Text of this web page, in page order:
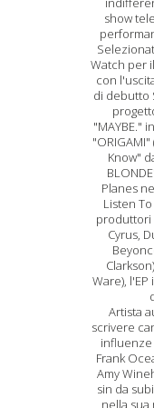
show
Watch per
con
di debutto
"MAYBE."
Know"
Planes
Listen
produttori
Cyrus,
Ware),
Artista
scrivere
Frank
Amy
sin da